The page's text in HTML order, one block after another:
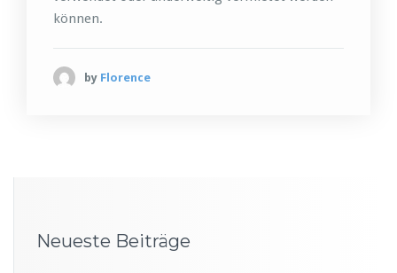
können.
by Florence
Neueste Beiträge